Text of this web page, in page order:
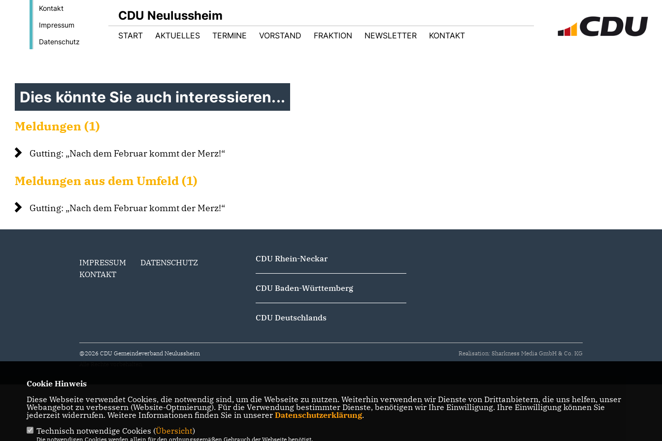
Kontakt
Impressum
Datenschutz
CDU Neulussheim
START AKTUELLES TERMINE VORSTAND FRAKTION NEWSLETTER KONTAKT
Dies könnte Sie auch interessieren...
Meldungen (1)
Gutting: „Nach dem Februar kommt der Merz!“
Meldungen aus dem Umfeld (1)
Gutting: „Nach dem Februar kommt der Merz!“
IMPRESSUM
DATENSCHUTZ
KONTAKT
CDU Rhein-Neckar
CDU Baden-Württemberg
CDU Deutschlands
@2026 CDU Gemeindeverband Neulussheim
Realisation: Sharkness Media GmbH & Co. KG
Cookie Hinweis
Diese Webseite verwendet Cookies, die notwendig sind, um die Webseite zu nutzen. Weiterhin verwenden wir Dienste von Drittanbietern, die uns helfen, unser
Webangebot zu verbessern (Website-Optmierung). Für die Verwendung bestimmter Dienste, benötigen wir Ihre Einwilligung. Ihre Einwilligung können Sie
jederzeit widerrufen. Weitere Informationen finden Sie in unserer Datenschutzerklärung.
Technisch notwendige Cookies (Übersicht)
Die notwendigen Cookies werden allein für den ordnungsgemäßen Gebrauch der Webseite benötigt.